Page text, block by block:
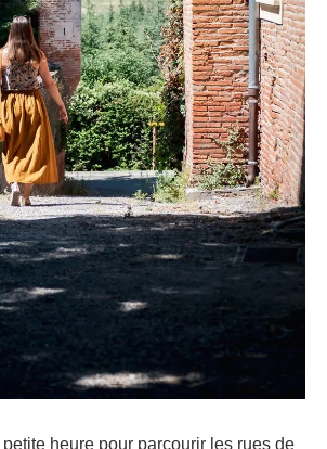
heure pour parcourir les rues de